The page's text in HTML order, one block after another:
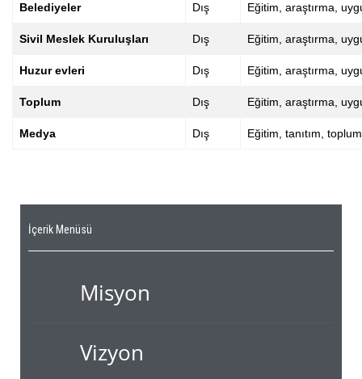
Belediyeler Dış Eğitim, araştırma,
Sivil Meslek Kuruluşları Dış Eğitim, araştırma,
Huzur evleri Dış Eğitim, araştırma,
Toplum Dış Eğitim, araştırma,
Medya Dış Eğitim, tanıtım,
İçerik Menüsü
Misyon
Vizyon